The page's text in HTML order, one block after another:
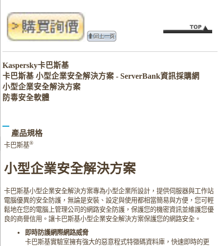
Kaspersky卡巴斯基
卡巴斯基 小型企業安全解決方案 - ServerBank資訊採購網
小型企業安全解決方案
防毒安全軟體
產品規格
卡巴斯基®
小型企業安全解決方案
卡巴斯基小型企業安全解決方案專為小型企業所設計，提供伺服器與工作站
電腦優異的安全防護，無論是安裝、設定與使用都相當簡易與方便，您可輕
鬆地在您的電腦上管理公司的網路安全防護，保護您的機密資訊並維護您優
良的商譽信用。讓卡巴斯基小型企業安全解決方案保護您的網路安全。
即時防護網際網路威脅
卡巴斯基實驗室擁有強大的惡意程式特徵碼資料庫，快速即時的更